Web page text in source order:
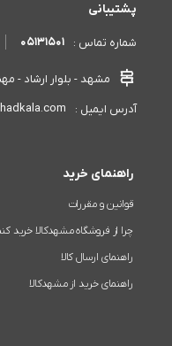
پشتیبانی
شماره تماس : 05131501
مشهد - بلوار ارشاد - مهندس 12
آدرس ایمیل :
راهنمای خرید
قوانین و مقررات
چرا از فروشگاه مشهدکالا خرید
راهنمای ارسال کالا
راهنمای خرید از مشهدکالا